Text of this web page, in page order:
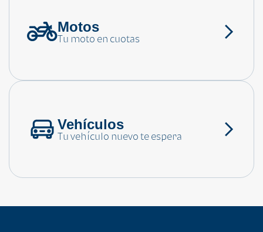
¿Necesitas ayuda?
Motos
Tu moto en cuotas
Vehículos
Tu vehículo nuevo te espera